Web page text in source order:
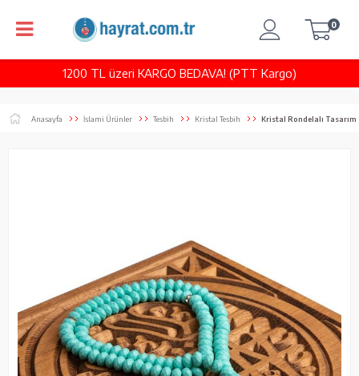
1200 TL üzeri KARGO BEDAVA! (PTT Kargo)
0
Anasayfa İslami Ürünler Tesbih Kristal Tesbih Kristal Rondelalı